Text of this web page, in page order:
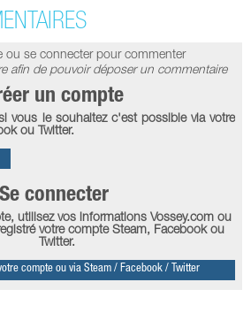
ou se connecter pour commenter
afin de pouvoir déposer un commentaire
un compte
vous le souhaitez c'est possible via votre
ou Twitter.
Se connecter
utilisez vos informations Vossey.com ou
votre compte Steam, Facebook ou
Twitter.
compte ou via Steam / Facebook / Twitter